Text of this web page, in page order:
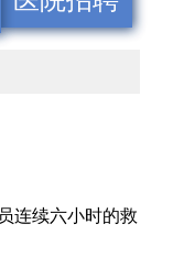
连续六小时的救